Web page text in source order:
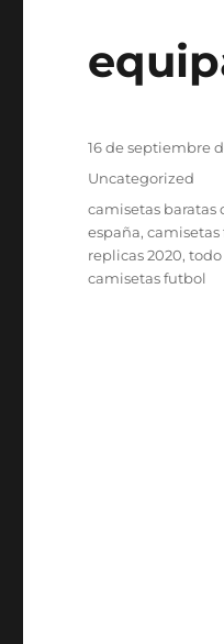
Publicado
16 de septiembre
Categorías
Uncategorized
Etiquetas
camisetas baratas
españa,camisetas
replicas 2020,todo
camisetas futbol